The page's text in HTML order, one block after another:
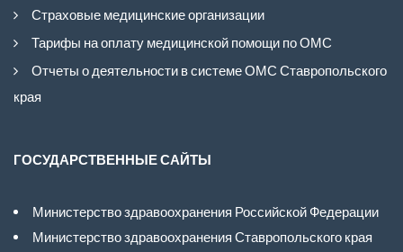
Страховые медицинские организации
Тарифы на оплату медицинской помощи по ОМС
Отчеты о деятельности в системе ОМС Ставропольского
края
ГОСУДАРСТВЕННЫЕ САЙТЫ
Министерство здравоохранения Российской Федерации
Министерство здравоохранения Ставропольского края